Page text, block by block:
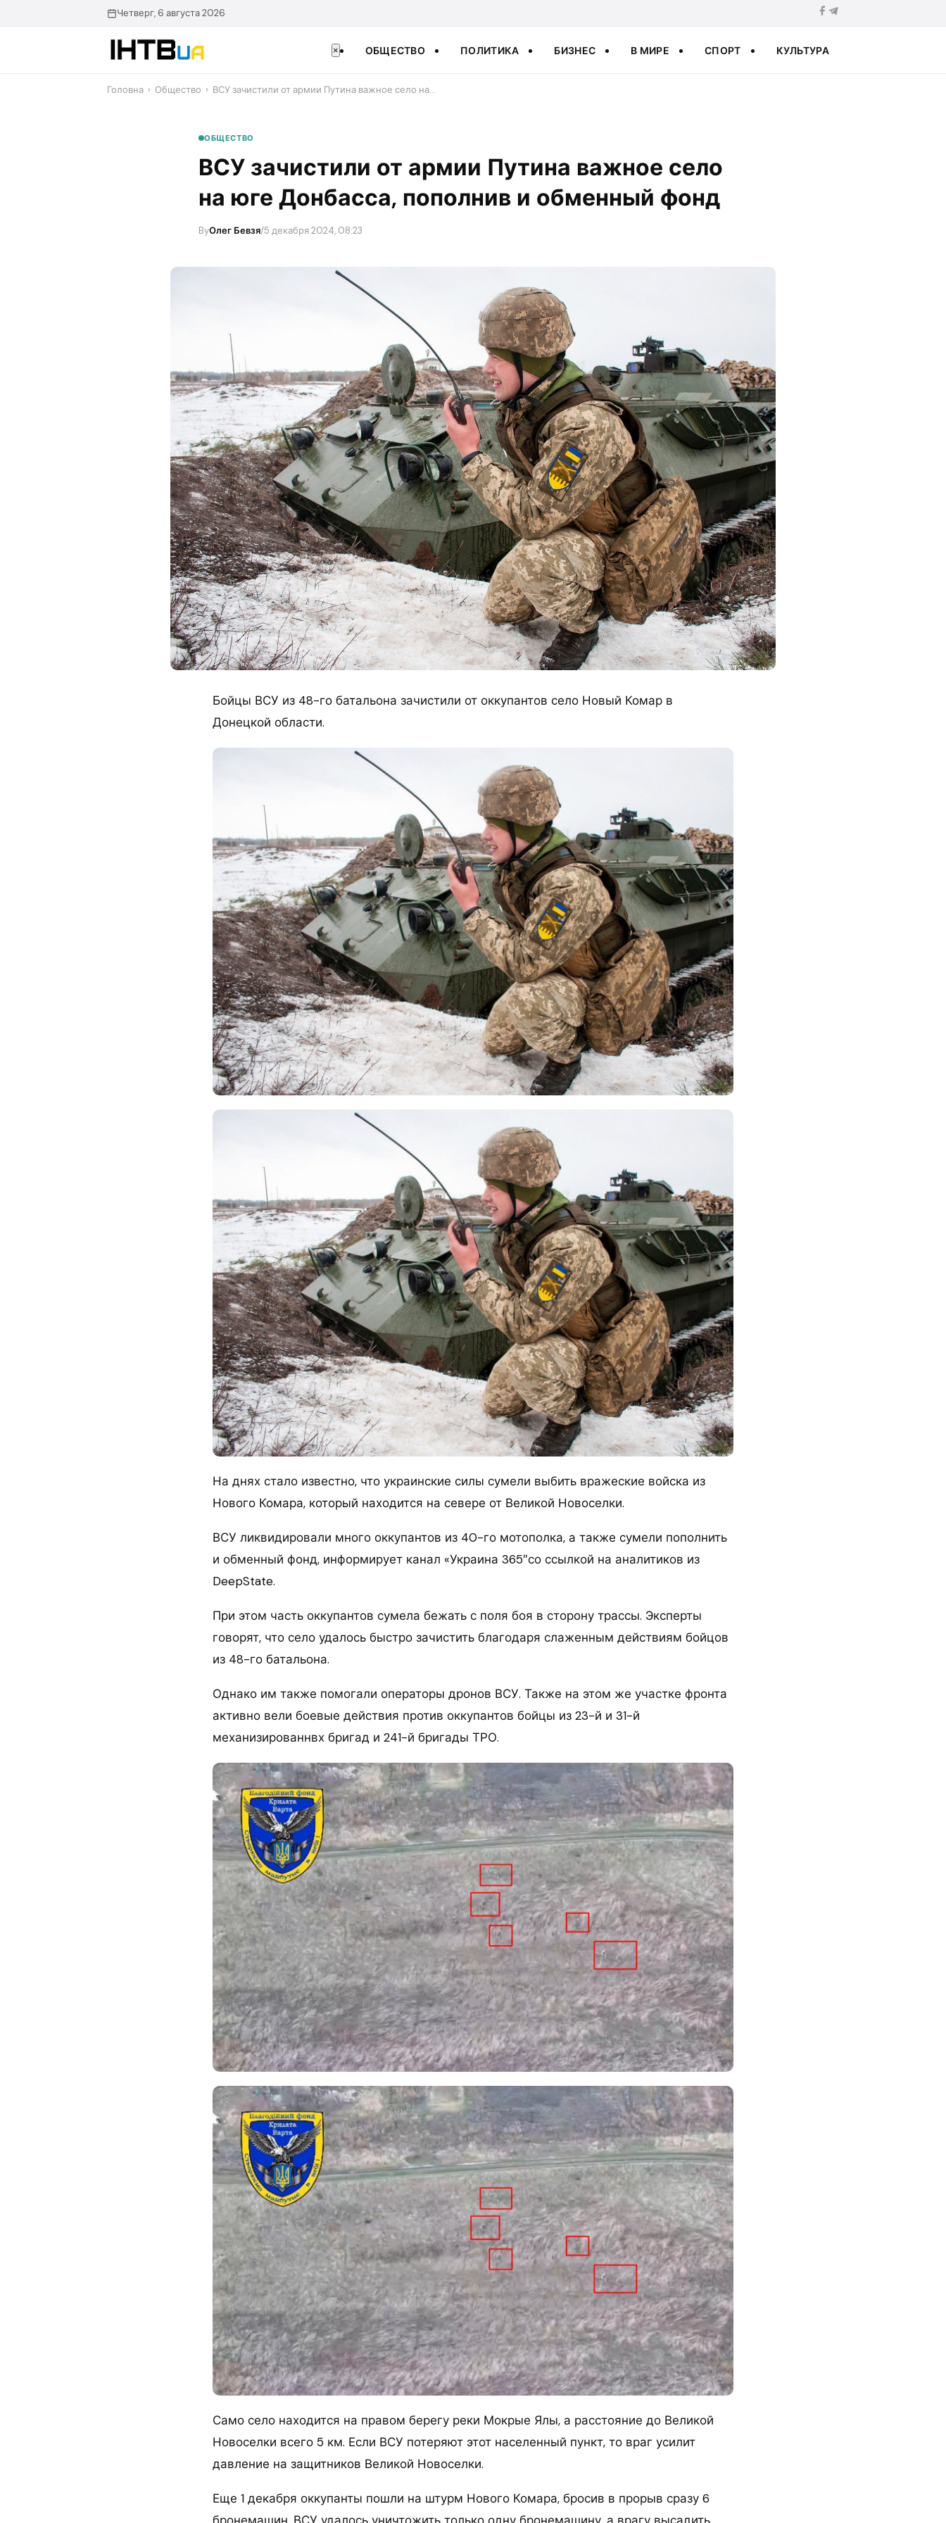
Четверг, 6 августа 2026
× ОБЩЕСТВО ПОЛИТИКА БИЗНЕС В МИРЕ СПОРТ КУЛЬТУРА
Головна › Общество › ​ВСУ зачистили от армии Путина важное село на…
ОБЩЕСТВО
​ВСУ зачистили от армии Путина важное село
на юге Донбасса, пополнив и обменный фонд
ByОлег Бевзя/5 декабря 2024, 08:23
Бойцы ВСУ из 48-го батальона зачистили от оккупантов село Новый Комар в
Донецкой области.
На днях стало известно, что украинские силы сумели выбить вражеские войска из
Нового Комара, который находится на севере от Великой Новоселки.
ВСУ ликвидировали много оккупантов из 40-го мотополка, а также сумели пополнить
и обменный фонд, информирует канал «Украина 365″со ссылкой на аналитиков из
DeepState.
При этом часть оккупантов сумела бежать с поля боя в сторону трассы. Эксперты
говорят, что село удалось быстро зачистить благодаря слаженным действиям бойцов
из 48-го батальона.
Однако им также помогали операторы дронов ВСУ. Также на этом же участке фронта
активно вели боевые действия против оккупантов бойцы из 23-й и 31-й
механизированнвх бригад и 241-й бригады ТРО.
Само село находится на правом берегу реки Мокрые Ялы, а расстояние до Великой
Новоселки всего 5 км. Если ВСУ потеряют этот населенный пункт, то враг усилит
давление на защитников Великой Новоселки.
Еще 1 декабря оккупанты пошли на штурм Нового Комара, бросив в прорыв сразу 6